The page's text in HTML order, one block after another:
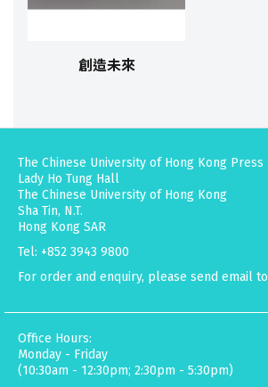
創造未來
The Chinese University of Hong Kong Press
Lady Ho Tung Hall
The Chinese University of Hong Kong
Sha Tin, N.T.
Hong Kong SAR
Tel: +852 3943 9800
For order and enquiry, please send email to
Office Hours:
Monday - Friday
(10:30am - 12:30pm; 2:30pm - 5:30pm)